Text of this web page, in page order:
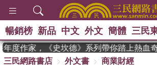
熱搜： 東野圭吾
暢銷榜 新品 中文 外文 簡體 三民
作家，《史坎德》系列帶你踏上熱血奇
三民網路書店
外文書
商業財經